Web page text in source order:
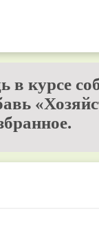
в курсе